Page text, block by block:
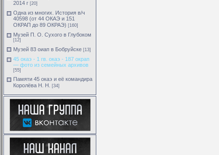
2014 г [20]
Одна из многих. История в/ч
40598 (от 44 ОКАЭ и 151
ОКРАП до 89 ОКРАЭ) [160]
Музей П. О. Сухого в Глубоком
[12]
Музей 83 оиап в Бобруйске [13]
45 окаэ - 1 гв. окаэ - 187 окрап
— фото из семейных архивов
[55]
Памяти 45 окаэ и её командира
Королёва Н. Н.
[34]